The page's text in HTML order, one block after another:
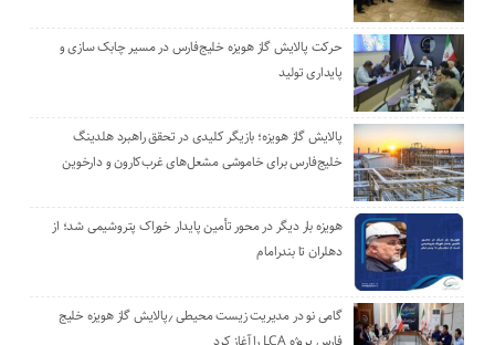
حرکت پالایش گاز هویزه خلیج‌فارس در مسیر چابک سازی و
پایداری تولید
پالایش گاز هویزه؛ بازیگر کلیدی در تحقق راهبرد هلدینگ
خلیج‌فارس برای خاموشی مشعل‌های غرب‌کارون و دارخوین
هویزه بار دیگر در محور تأمین پایدار خوراک پتروشیمی شد؛ از
دهلران تا بندرامام
گامی نو در مدیریت زیست ‌محیطی ٫پالایش گاز هویزه خلیج